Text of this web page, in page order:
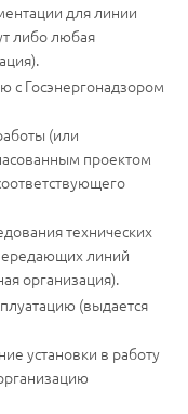
для линии
либо любая
с Госэнергонадзором
(или
проектом
технических
линий
организация).
(выдается
установки в работу